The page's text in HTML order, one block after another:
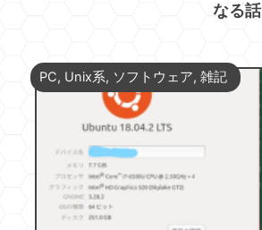
なる話
PC, Unix系, ソフトウェア, 雑記